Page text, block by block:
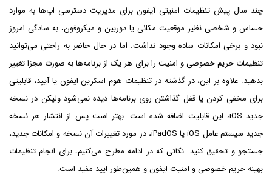
چند سال پیش تنظیمات امنیتی آیفون برای مدیریت دسترسی اپ‌ها به موارد
حساس و شخصی نظیر موقعیت مکانی یا دوربین و میکروفون، به سادگی امروز
نبود و برخی امکانات ساده وجود نداشت. اما در حال حاضر به راحتی می‌توانید
تنظیمات حریم خصوصی و امنیت را برای هر یک از برنامه‌ها به صورت مجزا تغییر
بدهید. علاوه بر این، در گذشته در تنظیمات هوم اسکرین ایفون یا آیپد، قابلیتی
برای مخفی کردن یا قفل گذاشتن روی برنامه‌ها دیده نمی‌شود ولیکن در نسخه
جدید iOS، این قابلیت اضافه شده است. بهتر است پس از انتشار هر نسخه
جدید سیستم عامل iOS یا iPadOS، در مورد تغییرات آن نسخه و امکانات جدید،
جستجو و تحقیق کنید. نکاتی که در ادامه مطرح می‌کنیم، برای انجام تنظیمات
بهینه حریم خصوصی و امنیت ایفون و همین‌طور ایپد مفید است.